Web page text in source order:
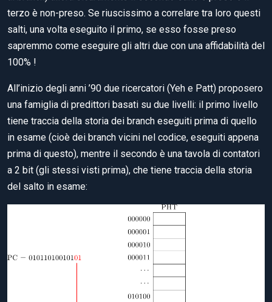
terzo è non-preso. Se riuscissimo a correlare tra loro questi
salti, una volta eseguito il primo, se esso fosse preso
sapremmo come eseguire gli altri due con una affidabilità del
100% !
All’inizio degli anni ’90 due ricercatori (Yeh e Patt) proposero
una famiglia di predittori basati su due livelli: il primo livello
tiene traccia della storia dei branch eseguiti prima di quello
in esame (cioè dei branch vicini nel codice, eseguiti appena
prima di questo), mentre il secondo è una tavola di contatori
a 2 bit (gli stessi visti prima), che tiene traccia della storia
del salto in esame: